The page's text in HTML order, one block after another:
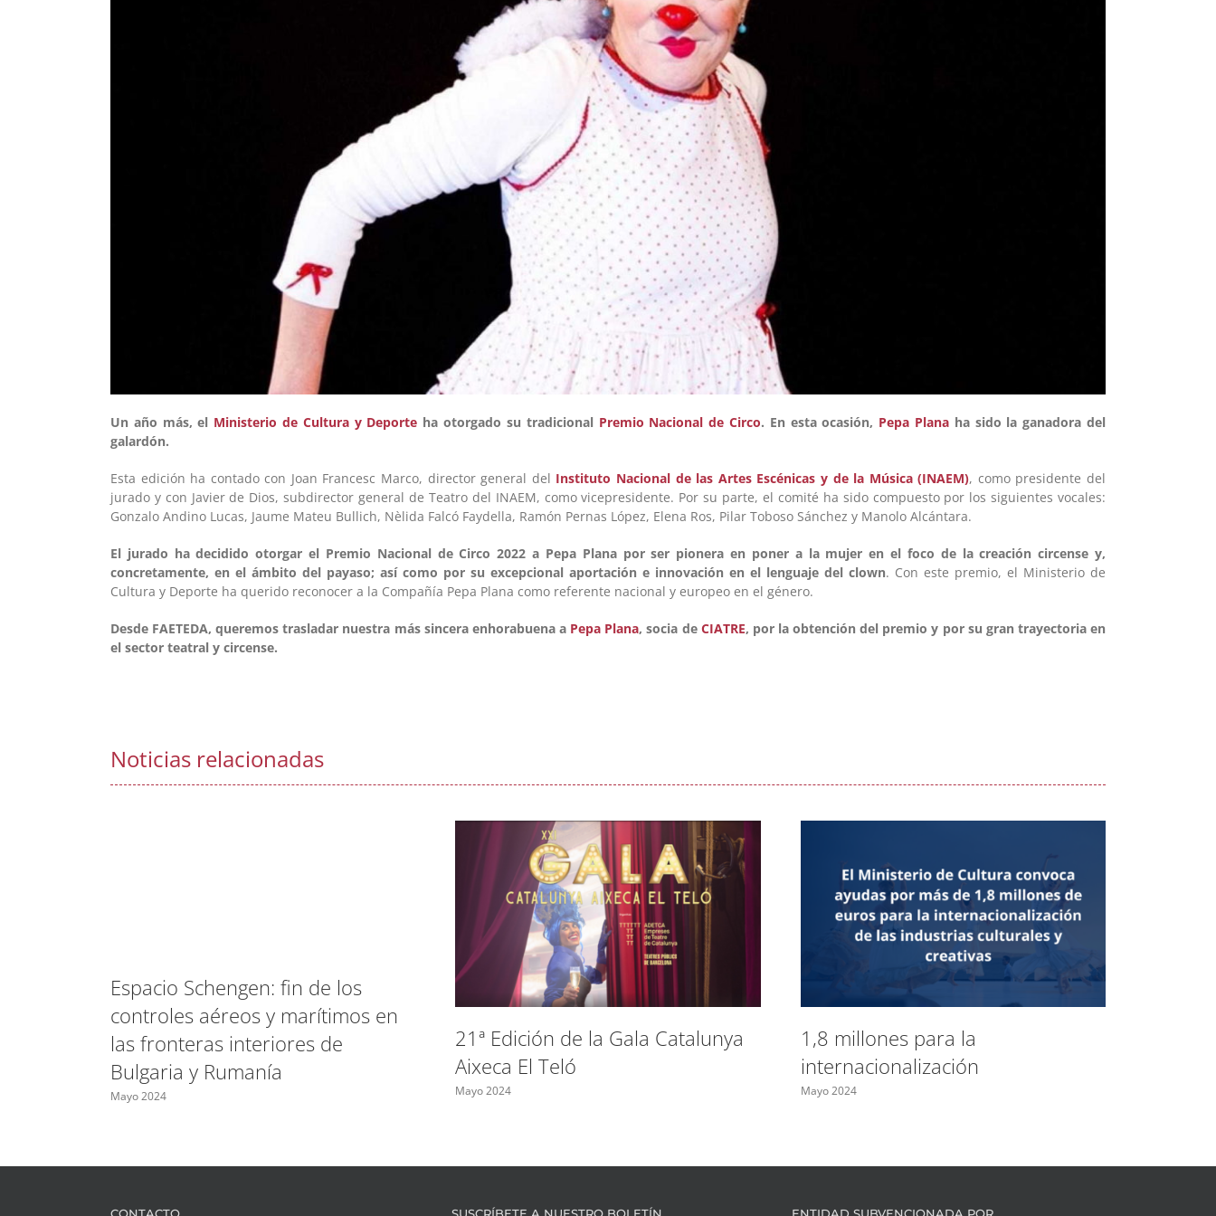
Un año más, el Ministerio de Cultura y Deporte ha otorgado su tradicional Premio Nacional de Circo. En esta ocasión, Pepa Plana ha sido la ganadora del
galardón.
Esta edición ha contado con Joan Francesc Marco, director general del Instituto Nacional de las Artes Escénicas y de la Música (INAEM), como presidente del
jurado y con Javier de Dios, subdirector general de Teatro del INAEM, como vicepresidente. Por su parte, el comité ha sido compuesto por los siguientes vocales:
Gonzalo Andino Lucas, Jaume Mateu Bullich, Nèlida Falcó Faydella, Ramón Pernas López, Elena Ros, Pilar Toboso Sánchez y Manolo Alcántara.
El jurado ha decidido otorgar el Premio Nacional de Circo 2022 a Pepa Plana por ser pionera en poner a la mujer en el foco de la creación circense y,
concretamente, en el ámbito del payaso; así como por su excepcional aportación e innovación en el lenguaje del clown. Con este premio, el Ministerio de
Cultura y Deporte ha querido reconocer a la Compañía Pepa Plana como referente nacional y europeo en el género.
Desde FAETEDA, queremos trasladar nuestra más sincera enhorabuena a Pepa Plana, socia de CIATRE, por la obtención del premio y por su gran trayectoria en
el sector teatral y circense.
Noticias relacionadas
Espacio Schengen: fin de los
controles aéreos y marítimos en
las fronteras interiores de
Bulgaria y Rumanía
Mayo 2024
21ª Edición de la Gala Catalunya
Aixeca El Teló
Mayo 2024
1,8 millones para la
internacionalización
Mayo 2024
CONTACTO SUSCRÍBETE A NUESTRO BOLETÍN ENTIDAD SUBVENCIONADA POR